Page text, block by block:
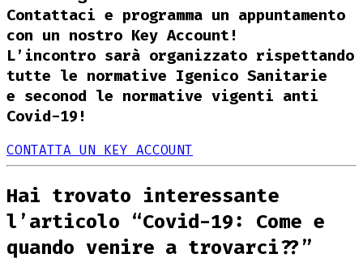
Contattaci e programma un appuntamento
con un nostro Key Account!
L’incontro sarà organizzato rispettando
tutte le normative Igenico Sanitarie
e seconod le normative vigenti anti
Covid-19!
CONTATTA UN KEY ACCOUNT
Hai trovato interessante
l’articolo “Covid-19: Come e
quando venire a trovarci??”